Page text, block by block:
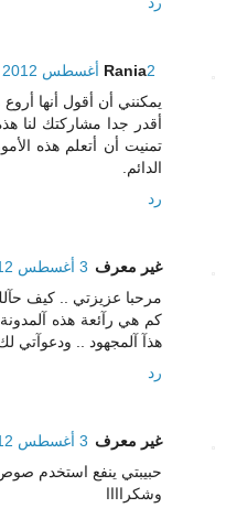
Rania2 أغسطس 2012 في 2:51 ص
يمكنني أن أقول أنها
أقدر جدا مشاركتك لنا
تمنيت أن أتعلم هذه
الدائم.
رد
غير معرف 3 أغسطس 2012 في 2:41 ص
مرحبا عزيزتي .. كيف
كم هي رآئعة هذه
هذآ آلمجهود .. ودعوآتي
رد
غير معرف 3 أغسطس 2012 في 11:55 م
حبيبتي ينفع استخدم
وشكراااا